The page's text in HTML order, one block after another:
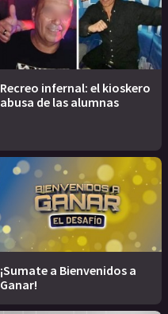
Recreo infernal: el kioskero
abusa de las alumnas
¡Sumate a Bienvenidos a
Ganar!